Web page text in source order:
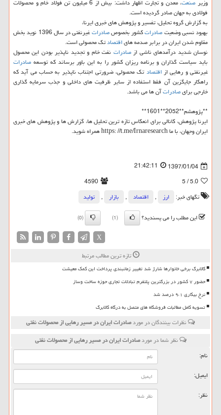
وزیر صنعت
، معدن و تجارت اظهار داشت: بیش از 6 میلیون تن فولاد خام و محصولات
فولادی به جهان صادر گردیده است.
به گزارش گروه تحلیل، تفسیر و پژوهش های خبری ایرنا،
بهبود نسبی وضعیتصادراتكشور بخصوصصادرات
غیرنفتی در سال 1396 نوید بخش
مقاوم شدن ایران در برابر صدمه هایاقتصادتك محصولی است.
نوسان شدید درآمدهای ناشی ازصادرات نفت خام و تجدید ناپذیر بودن این محصول
باید سیاست گذاران و برنامه ریزان كشور را به این باور برساند كه توسعه صادرات
غیرنفتی و رهایی ازاقتصادتك محصولی، ضرورتی اجتناب ناپذیر به حساب می آید كه
راهكار جایگزین آن فقط استفاده از سایر ظرفیت های داخلی و جذب سرمایه گذاری
خارجی برایصادراتآن ها می باشد.
**پژوهشم**2052**1601**
ایرنا پژوهش، كانالی برای انعكاس تازه ترین تحلیل ها، گزارش ها و پژوهش های خبری
ایران وجهان، با ما https: //t.me/Irnaresearch همراه شوید.
1397/01/04
21:42:11
5.0
/ 5
4590
تگهای خبر:
ارز , اقتصاد , بازار ,
تولید
این مطلب را می پسندید؟
(1)
(0)
X
تازه ترین مطالب مرتبط
کالابرگ برخی خانوارها شارژ شد تغییر زمانبندی پرداخت این کمک معیشت
حضور ۷ کشور در بزرگترین پلتفرم تبادلات تجاری حوزه ساخت وساز
نرخ بیکاری ۹،۱ درصد شد
تسویه کامل مطالبات فروشگاه های متصل به درگاه کالابرگ
نظرات بینندگان در موردصادرات ایران در مسیر رهایی از محصولات نفتی
نظر شما در موردصادرات ایران در مسیر رهایی از محصولات نفتی
نام:
ایمیل:
نظر: